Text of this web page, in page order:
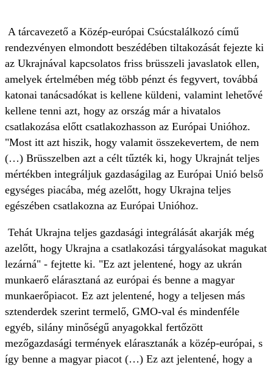
A tárcavezető a Közép-európai Csúcstalálkozó című
rendezvényen elmondott beszédében tiltakozását fejezte ki
az Ukrajnával kapcsolatos friss brüsszeli javaslatok ellen,
amelyek értelmében még több pénzt és fegyvert, továbbá
katonai tanácsadókat is kellene küldeni, valamint lehetővé
kellene tenni azt, hogy az ország már a hivatalos
csatlakozása előtt csatlakozhasson az Európai Unióhoz.
"Most itt azt hiszik, hogy valamit összekevertem, de nem
(…) Brüsszelben azt a célt tűzték ki, hogy Ukrajnát teljes
mértékben integráljuk gazdaságilag az Európai Unió belső
egységes piacába, még azelőtt, hogy Ukrajna teljes
egészében csatlakozna az Európai Unióhoz.
Tehát Ukrajna teljes gazdasági integrálását akarják még
azelőtt, hogy Ukrajna a csatlakozási tárgyalásokat magukat
lezárná" - fejtette ki. "Ez azt jelentené, hogy az ukrán
munkaerő elárasztaná az európai és benne a magyar
munkaerőpiacot. Ez azt jelentené, hogy a teljesen más
sztenderdek szerint termelő, GMO-val és mindenféle
egyéb, silány minőségű anyagokkal fertőzött
mezőgazdasági termények elárasztanák a közép-európai, s
így benne a magyar piacot (…) Ez azt jelentené, hogy a